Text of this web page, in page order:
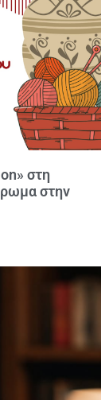
στη
στην